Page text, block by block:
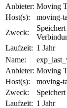
Anbieter: Moving
Host(s):
moving-
Zweck:
Laufzeit: 1 Jahr
Name:
Anbieter: Moving
Host(s):
moving-
Zweck:
Laufzeit: 1 Jahr